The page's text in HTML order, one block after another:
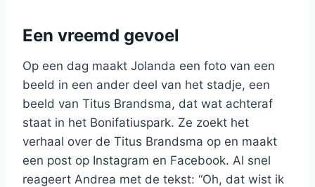
Een vreemd gevoel
Op een dag maakt Jolanda een foto van een
beeld in een ander deel van het stadje, een
beeld van Titus Brandsma, dat wat achteraf
staat in het Bonifatiuspark. Ze zoekt het
verhaal over de Titus Brandsma op en maakt
een post op Instagram en Facebook. Al snel
reageert Andrea met de tekst: “Oh, dat wist ik